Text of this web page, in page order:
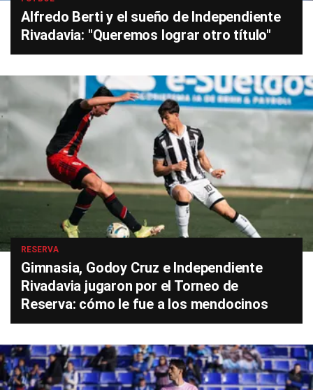
Alfredo Berti y el sueño de Independiente
Rivadavia: "Queremos lograr otro título"
RESERVA
Gimnasia, Godoy Cruz e Independiente
Rivadavia jugaron por el Torneo de
Reserva: cómo le fue a los mendocinos